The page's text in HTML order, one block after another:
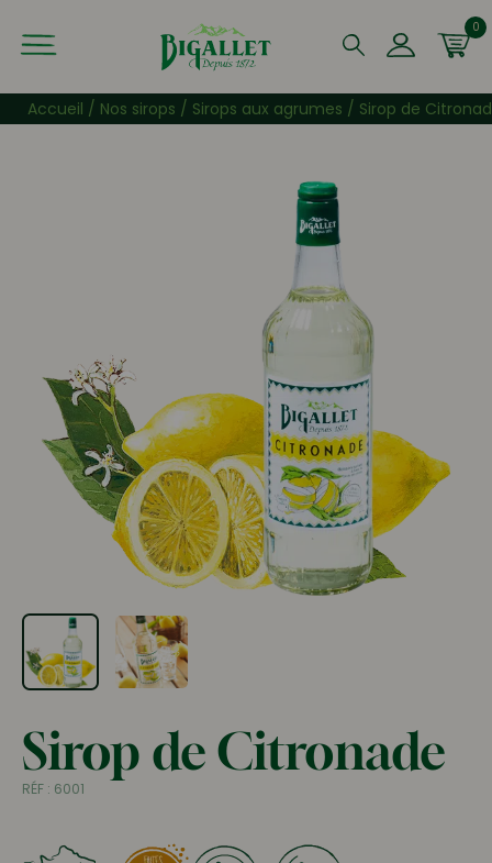
Que recherchez-vous ?
0
Accueil / Nos sirops / Sirops aux agrumes / Sirop de
Sirop de Citronade
RÉF : 6001